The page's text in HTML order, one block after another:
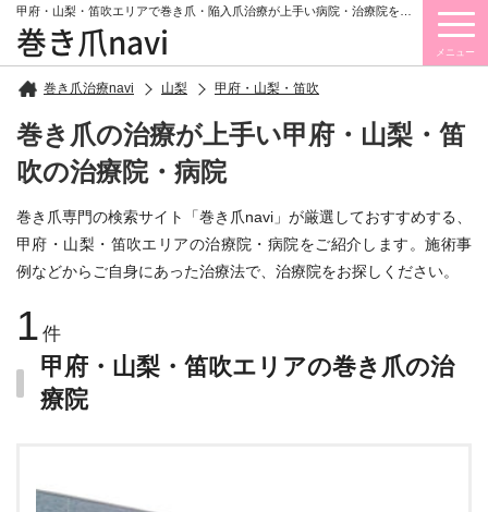
巻き爪navi
巻き爪治療navi 山梨 甲府・山梨・笛吹
巻き爪の治療が上手い甲府・山梨・笛
吹の治療院・病院
巻き爪専門の検索サイト「巻き爪navi」が厳選しておすすめする、
甲府・山梨・笛吹エリアの治療院・病院をご紹介します。施術事
例などからご自身にあった治療法で、治療院をお探しください。
1 件
甲府・山梨・笛吹エリアの巻き爪の治
療院
メニュー